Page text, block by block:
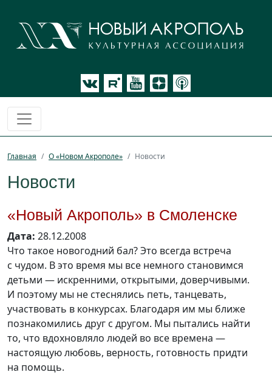
Главная О «Новом Акрополе» Новости
Новости
«Новый Акрополь» в Смоленске
Дата: 28.12.2008
Что такое новогодний бал? Это всегда встреча
с чудом. В это время мы все немного становимся
детьми — искренними, открытыми, доверчивыми.
И поэтому мы не стеснялись петь, танцевать,
участвовать в конкурсах. Благодаря им мы ближе
познакомились друг с другом. Мы пытались найти
то, что вдохновляло людей во все времена —
настоящую любовь, верность, готовность придти
на помощь.